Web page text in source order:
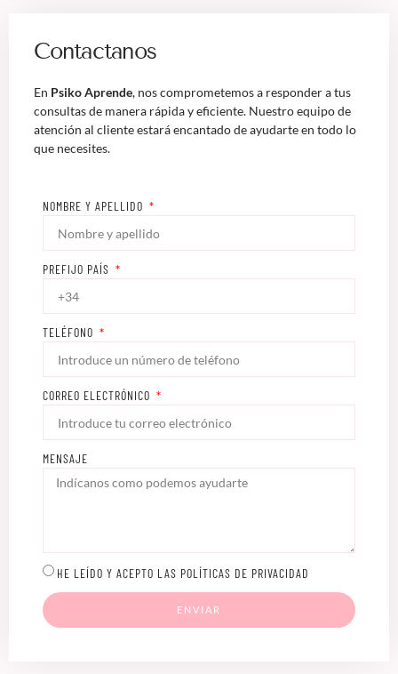
Contactanos
En Psiko Aprende, nos comprometemos a responder a tus
consultas de manera rápida y eficiente. Nuestro equipo de
atención al cliente estará encantado de ayudarte en todo lo
que necesites.
NOMBRE Y APELLIDO
PREFIJO PAÍS
TELÉFONO
CORREO ELECTRÓNICO
MENSAJE
HE LEÍDO Y ACEPTO LAS POLÍTICAS DE PRIVACIDAD
ENVIAR